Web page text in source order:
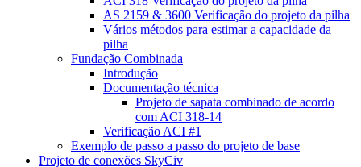
AS 2159 & 3600 Verificação do projeto da pilha
Vários métodos para estimar a capacidade da
pilha
Fundação Combinada
Introdução
Documentação técnica
Projeto de sapata combinado de acordo
com ACI 318-14
Verificação ACI #1
Exemplo de passo a passo do projeto de base
Projeto de conexões SkyCiv